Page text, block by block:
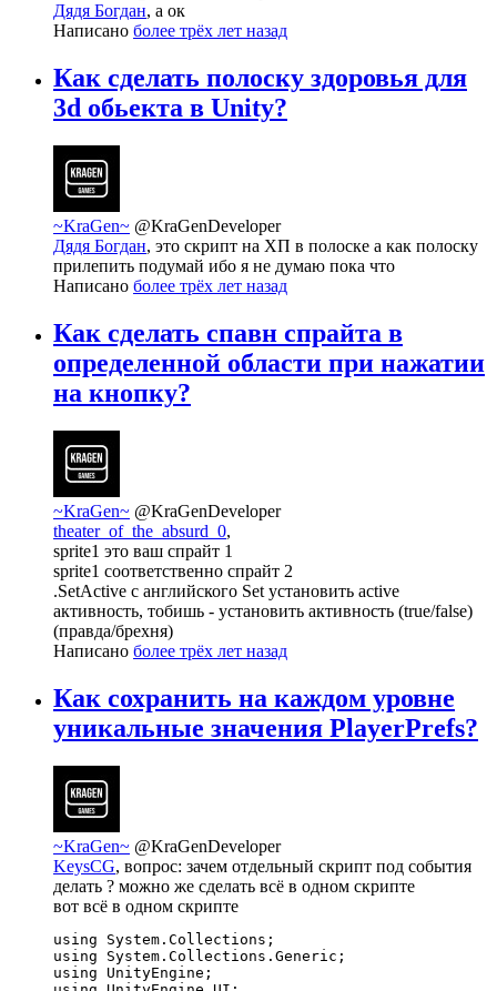
Дядя Богдан, а ок
Написано более трёх лет назад
Как сделать полоску здоровья для
3d обьекта в Unity?
~KraGen~ @KraGenDeveloper
Дядя Богдан, это скрипт на ХП в полоске а как полоску
прилепить подумай ибо я не думаю пока что
Написано более трёх лет назад
Как сделать спавн спрайта в
определенной области при нажатии
на кнопку?
~KraGen~ @KraGenDeveloper
theater_of_the_absurd_0,
sprite1 это ваш спрайт 1
sprite1 соответственно спрайт 2
.SetActive с английского Set установить active
активность, тобишь - установить активность (true/false)
(правда/брехня)
Написано более трёх лет назад
Как сохранить на каждом уровне
уникальные значения PlayerPrefs?
~KraGen~ @KraGenDeveloper
KeysCG, вопрос: зачем отдельный скрипт под события
делать ? можно же сделать всё в одном скрипте
вот всё в одном скрипте
using System.Collections;
using System.Collections.Generic;
using UnityEngine;